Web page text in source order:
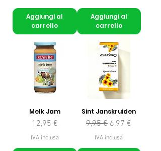
Aggiungi al
carrello
Aggiungi al
carrello
Melk Jam
Prezzo
12,95 €
IVA inclusa
Sint Janskruiden
Prezzo regolare
9,95 € Prezzo scontato
6,97 €
IVA inclusa